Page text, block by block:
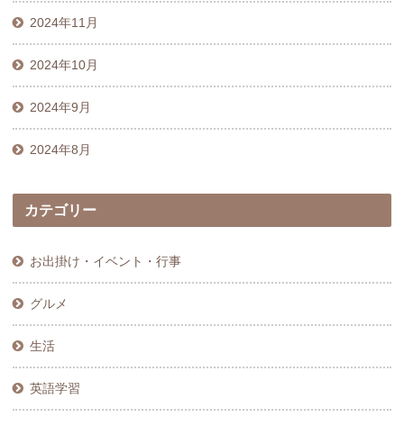
2024年11月
2024年10月
2024年9月
2024年8月
カテゴリー
お出掛け・イベント・行事
グルメ
生活
英語学習